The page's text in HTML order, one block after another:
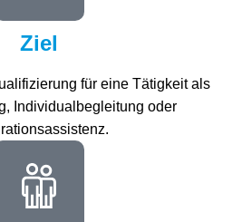
Ziel
für eine Tätigkeit als
Individualbegleitung oder